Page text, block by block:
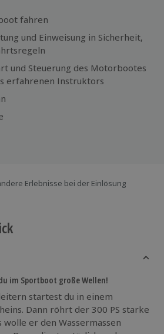
fahren
und Einweisung in Sicherheit,
und Steuerung des Motorbootes
erfahrenen Instruktors
Erlebnisse bei der Einlösung
im Sportboot große Wellen!
startest du in einem
Dann röhrt der 300 PS starke
wolle er den Wassermassen